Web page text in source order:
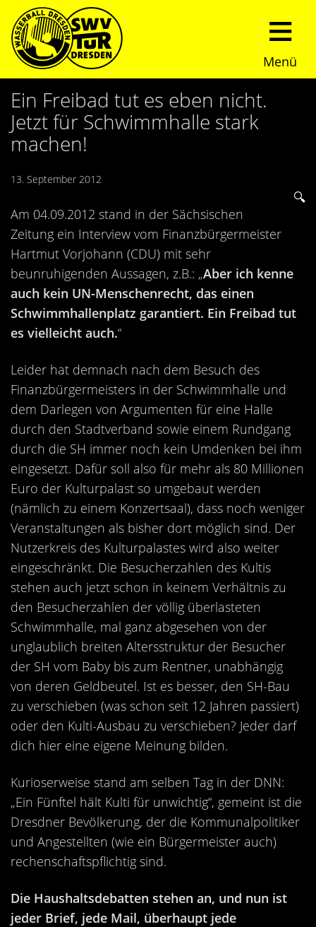
Menü
Start
Verein
Trainingszeiten
Sommerturnier
Presseberichte
Fotos
Bekleidung
Termine
News
Nachwuchs
Fundraising
Kontakt
Ein Freibad tut es eben nicht.
Jetzt für Schwimmhalle stark
machen!
13. September 2012
Am 04.09.2012 stand in der Sächsischen
Zeitung ein Interview vom Finanzbürgermeister
Hartmut Vorjohann (CDU) mit sehr
beunruhigenden Aussagen, z.B.: „Aber ich kenne
auch kein UN-Menschenrecht, das einen
Schwimmhallenplatz garantiert. Ein Freibad tut
es vielleicht auch.“
Leider hat demnach nach dem Besuch des
Finanzbürgermeisters in der Schwimmhalle und
dem Darlegen von Argumenten für eine Halle
durch den Stadtverband sowie einem Rundgang
durch die SH immer noch kein Umdenken bei ihm
eingesetzt. Dafür soll also für mehr als 80 Millionen
Euro der Kulturpalast so umgebaut werden
(nämlich zu einem Konzertsaal), dass noch weniger
Veranstaltungen als bisher dort möglich sind. Der
Nutzerkreis des Kulturpalastes wird also weiter
eingeschränkt. Die Besucherzahlen des Kultis
stehen auch jetzt schon in keinem Verhältnis zu
den Besucherzahlen der völlig überlasteten
Schwimmhalle, mal ganz abgesehen von der
unglaublich breiten Altersstruktur der Besucher
der SH vom Baby bis zum Rentner, unabhängig
von deren Geldbeutel. Ist es besser, den SH-Bau
zu verschieben (was schon seit 12 Jahren passiert)
oder den Kulti-Ausbau zu verschieben? Jeder darf
dich hier eine eigene Meinung bilden.
Kurioserweise stand am selben Tag in der DNN:
„Ein Fünftel hält Kulti für unwichtig“, gemeint ist die
Dresdner Bevölkerung, der die Kommunalpolitiker
und Angestellten (wie ein Bürgermeister auch)
rechenschaftspflichtig sind.
Die Haushaltsdebatten stehen an, und nun ist
jeder Brief, jede Mail, überhaupt jede